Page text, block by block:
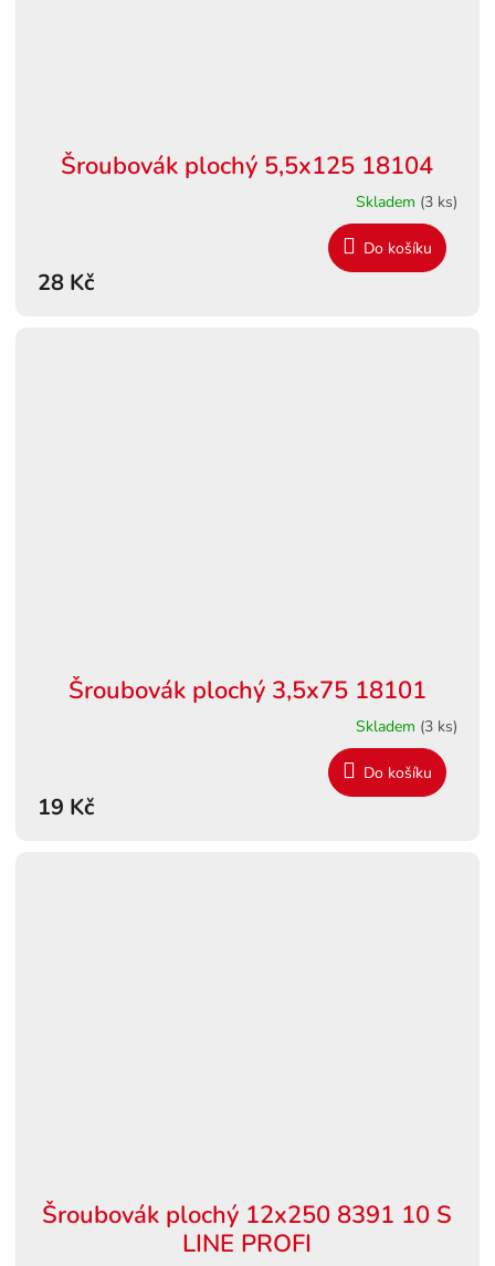
Šroubovák plochý 5,5x125 18104
Skladem (3 ks)
28 Kč
Do košíku
Šroubovák plochý 3,5x75 18101
Skladem (3 ks)
19 Kč
Do košíku
Šroubovák plochý 12x250 8391 10 S
LINE PROFI